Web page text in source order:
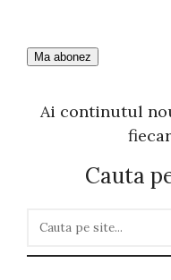
Ai continutul
Cauta